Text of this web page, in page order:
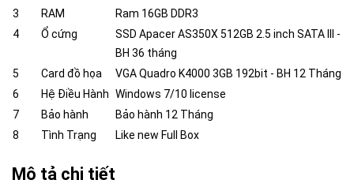
3
RAM
Ram 16GB DDR3
4
Ổ cứng
SSD Apacer AS350X 512GB 2.5 inch SATA III -
BH 36 tháng
5
Card đồ họa
VGA Quadro K4000 3GB 192bit - BH 12 Tháng
6
Hệ Điều Hành Windows 7/10 license
7
Bảo hành
Bảo hành 12 Tháng
8
Tình Trạng Like new Full Box
Mô tả chi tiết